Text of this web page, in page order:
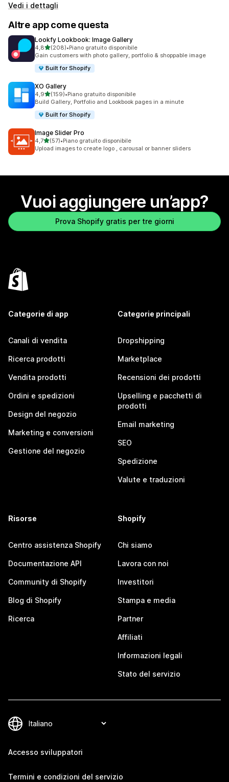
Vedi i dettagli
Altre app come questa
Lookfy Lookbook: Image Gallery
4,8stelle su 5
(208)
208 recensioni totali
•Piano gratuito disponibile
Gain customers with photo gallery, portfolio & shoppable image
Built for Shopify
XO Gallery
4,9stelle su 5
(159)
159 recensioni totali
•Piano gratuito disponibile
Build Gallery, Portfolio and Lookbook pages in a minute
Built for Shopify
Image Slider Pro
4,7stelle su 5
(57)
57 recensioni totali
•Piano gratuito disponibile
Upload images to create logo , carousal or banner sliders
Vuoi aggiungere un’app?
Prova Shopify gratis per tre giorni
Categorie di app
Canali di vendita
Ricerca prodotti
Vendita prodotti
Ordini e spedizioni
Design del negozio
Marketing e conversioni
Gestione del negozio
Categorie principali
Dropshipping
Marketplace
Recensioni dei prodotti
Upselling e pacchetti di
prodotti
Email marketing
SEO
Spedizione
Valute e traduzioni
Risorse
Centro assistenza Shopify
Documentazione API
Community di Shopify
Blog di Shopify
Ricerca
Shopify
Chi siamo
Lavora con noi
Investitori
Stampa e media
Partner
Affiliati
Informazioni legali
Stato del servizio
Accesso sviluppatori
Termini e condizioni del servizio